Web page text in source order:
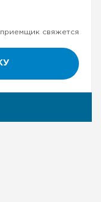
приемщик свяжется